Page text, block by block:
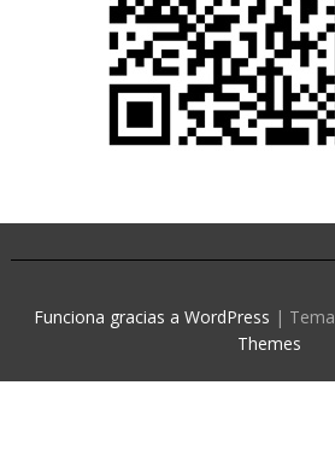
Funciona gracias a WordPress |
Themes